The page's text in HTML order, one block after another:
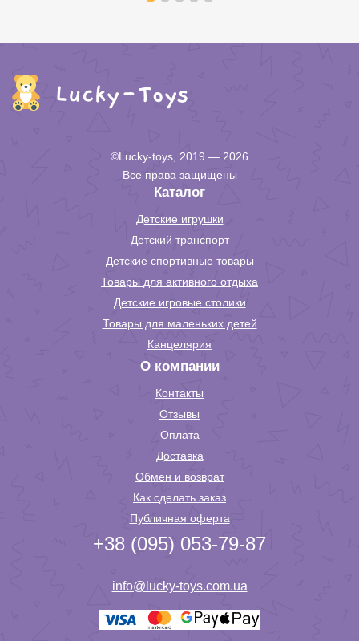
©Lucky-toys, 2019 — 2026
Все права защищены
Каталог
Детские игрушки
Детский транспорт
Детские спортивные товары
Товары для активного отдыха
Детские игровые столики
Товары для маленьких детей
Канцелярия
О компании
Контакты
Отзывы
Оплата
Доставка
Обмен и возврат
Как сделать заказ
Публичная оферта
+38 (095) 053-79-87
info@lucky-toys.com.ua